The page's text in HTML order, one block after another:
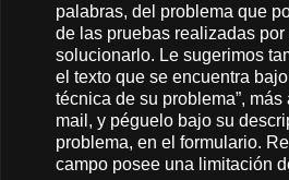
palabras, del problema que
de las pruebas realizadas
solucionarlo. Le sugerimos
el texto que se encuentra
técnica de su problema”, más
mail, y péguelo bajo su
problema, en el formulario.
campo posee una limitación